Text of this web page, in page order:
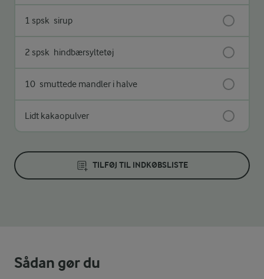
1 spsk sirup
2 spsk hindbærsyltetøj
10 smuttede mandler i halve
Lidt kakaopulver
TILFØJ TIL INDKØBSLISTE
Sådan gør du